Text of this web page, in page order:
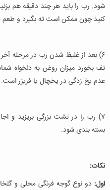
شود. رب را باید هر چند دقیقه هم
کنید چون ممکن است ته بگیرد و
۶) بعد از غلیظ شدن رب در مرحله
تف بخورد میزان روغن به
عدم یخ زدگی در یخچال یا فریزر است.
۷) رب را در تشت بزرگی بریزید و
بسته بندی شود.
نکات:
اول: دو نوع گوجه فرنگی محلی و